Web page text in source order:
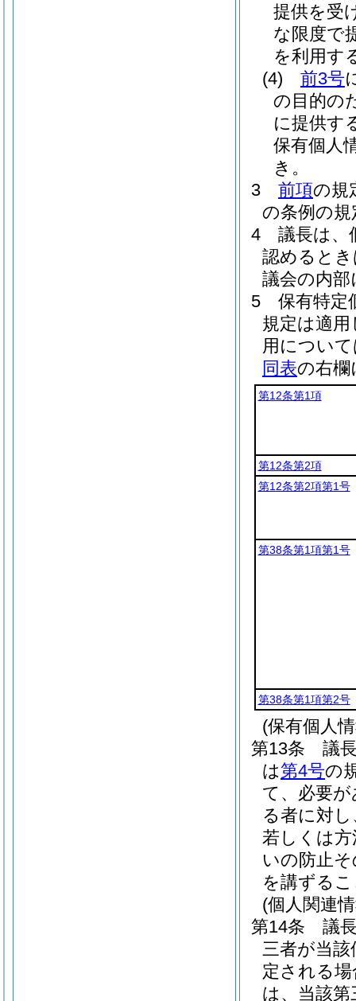
提供を受
な限度で
を利用す
(4)
前3号
の目的の
に提供す
保有個人
き。
3
前項の規
の条例の
4
議長は、
認めると
議会の内
5
保有特定
規定は適
用につい
同表の右欄
第12条第1項
第12条第2項
第12条第2項第1号
第38条第1項第1号
第38条第1項第2号
(保有個人
第13条
議
は第4号の
て、必要
る者に対
若しくは
いの防止
を講ずる
(個人関連
第14条
議
三者が当
定される
は、当該